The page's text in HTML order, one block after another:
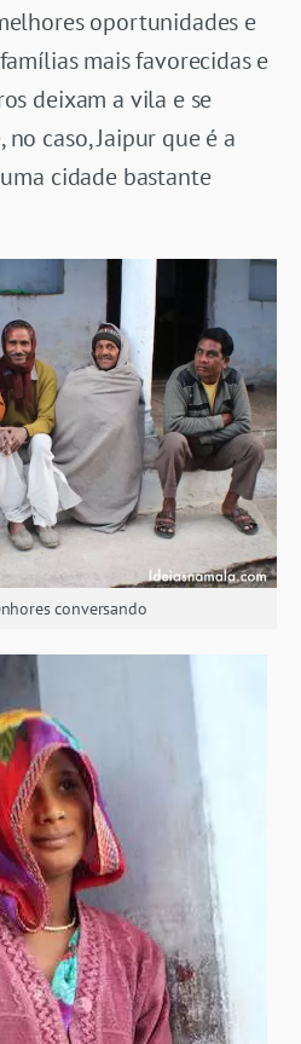
oportunidades e
mais favorecidas e
deixam a vila e se
caso, Jaipur que é a
cidade bastante
conversando